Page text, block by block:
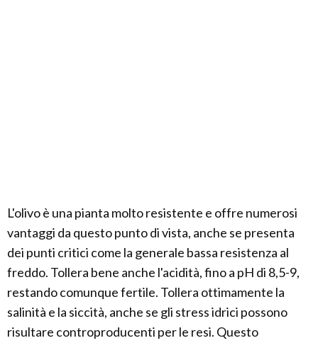
L'olivo è una pianta molto resistente e offre numerosi
vantaggi da questo punto di vista, anche se presenta
dei punti critici come la generale bassa resistenza al
freddo. Tollera bene anche l'acidità, fino a pH di 8,5-9,
restando comunque fertile. Tollera ottimamente la
salinità e la siccità, anche se gli stress idrici possono
risultare controproducenti per le resi. Questo